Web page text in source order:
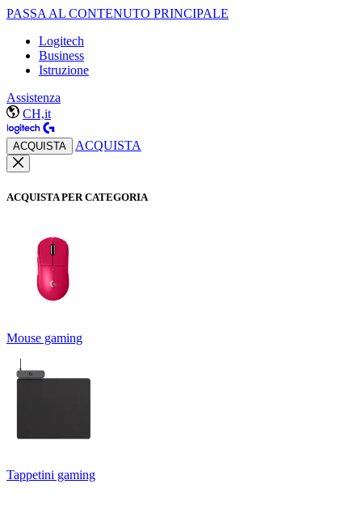
PASSA AL CONTENUTO PRINCIPALE
Logitech
Business
Istruzione
Assistenza
CH,it
ACQUISTA ACQUISTA
ACQUISTA PER CATEGORIA
Mouse gaming
Tappetini gaming